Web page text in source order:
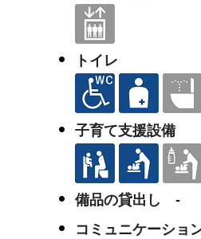
トイレ
子育て支援設備
備品の貸出し -
コミュニケーショ